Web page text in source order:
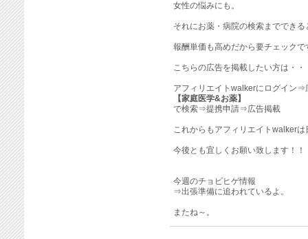
女性の悩みにも。
それにお薬・病院の検索まででき
報酬単価も高めだから要チェックで
こちらの広告を掲載したい方は・・
アフィリエイトwalkerにログイン
【家庭医学&お薬】
で検索⇒提携申請⇒広告掲載
これからもアフィリエイトwalker
今後とも宜しくお願い致します！！
今週のチョビヒゲ情報
⇒出張準備に追われているよ。
またね～。